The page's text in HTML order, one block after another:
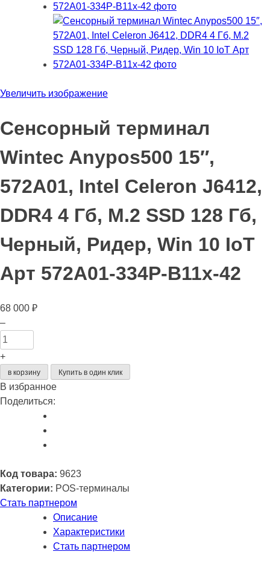
Увеличить изображение
Сенсорный терминал
Wintec Anypos500 15″,
572A01, Intel Celeron J6412,
DDR4 4 Гб, M.2 SSD 128 Гб,
Черный, Ридер, Win 10 IoT
Арт 572A01-334P-B11x-42
68 000 ₽
Количество
товара
Сенсорный
терминал
Wintec
Anypos500
15",
DDR4
Гб,
–
+
в корзину Купить в один клик
В избранное
Поделиться:
Код товара: 9623
Категории: POS-терминалы
Стать партнером
Описание
Характеристики
Стать партнером